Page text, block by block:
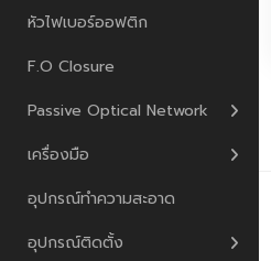
หัวไฟเบอร์ออฟติก
F.O Closure
Passive Optical Network
เครื่องมือ
อุปกรณ์ทำความสะอาด
อุปกรณ์ติดตั้ง
เพนกวิน คอมมิวนิเคชั่น © 2026